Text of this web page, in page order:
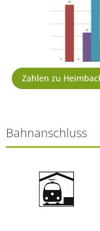
Zahlen zu
Bahnanschluss